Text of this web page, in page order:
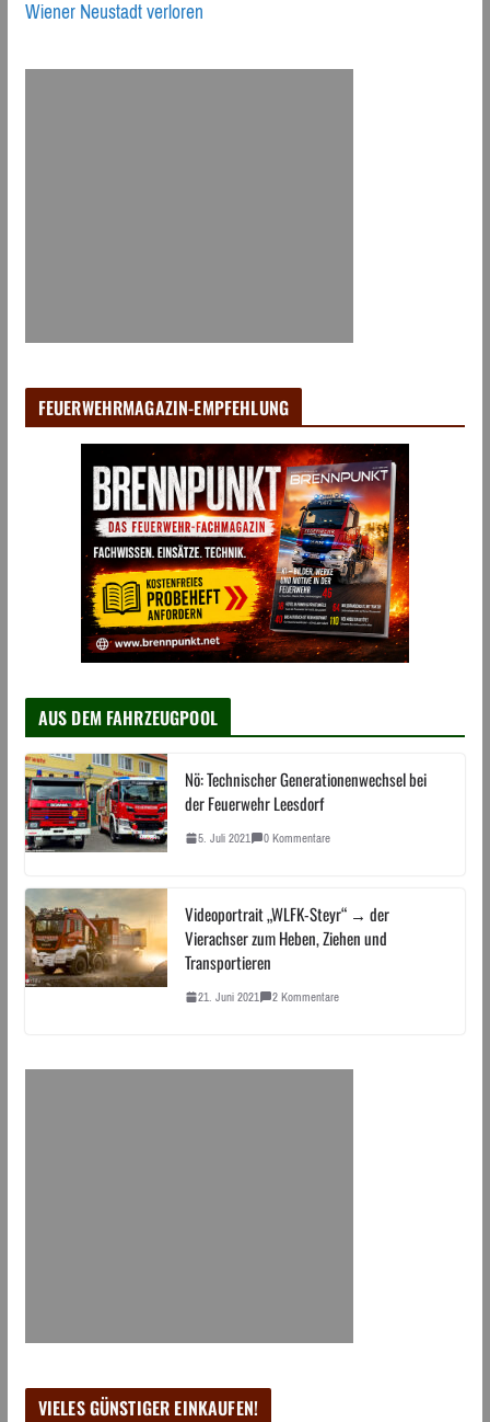
Wiener Neustadt verloren
FEUERWEHRMAGAZIN-EMPFEHLUNG
AUS DEM FAHRZEUGPOOL
Nö: Technischer Generationenwechsel bei
der Feuerwehr Leesdorf
5. Juli 2021 0 Kommentare
Videoportrait „WLFK-Steyr“ → der
Vierachser zum Heben, Ziehen und
Transportieren
21. Juni 2021 2 Kommentare
VIELES GÜNSTIGER EINKAUFEN!